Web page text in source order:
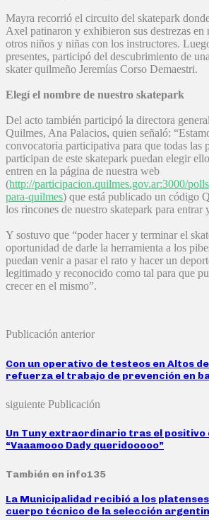
Mayra recorrió el circuito del skatepark
Axel patinaron y exhibieron sus destrezas en
otros niños y niñas con los instructores.
presentes, participó del descubrimiento de
skater quilmeño Jeremías Corso Demaestri.
Elegí el nombre de nuestro skatepark
Del acto también participó la directora
Quilmes, Ana Palacios, quien señaló:
convocatoria participativa para que todas las
participan de este skatepark puedan elegir
entren en la página de nuestra web
(http://participacion.quilmes.gov.ar:3000/
para-quilmes) que está publicado un código
los rincones de nuestro skatepark para entrar
Y sostuvo que “poder hacer y terminar el
oportunidad de darle la herramienta a los
puedan venir a pasar el rato y hacer un
legitimado y reconocido como tal para que
crecer en el mismo”.
Publicación anterior
Con un operativo de testeos en Altos
refuerza el trabajo de prevención en
siguiente Publicación
Un Tuny extraordinario tras el positivo
“Vaaamooo Dady queridooooo”
También en info135
La Municipalidad recibió a los
cuerpo técnico de la selección